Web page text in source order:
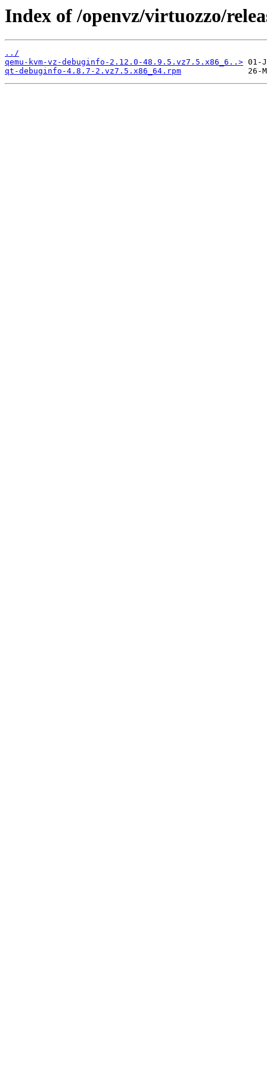
Index of /openvz/virtuozzo/
../
qemu-kvm-vz-debuginfo-2.12.0-48.9.5.vz7.5.x86_6..>
qt-debuginfo-4.8.7-2.vz7.5.x86_64.rpm